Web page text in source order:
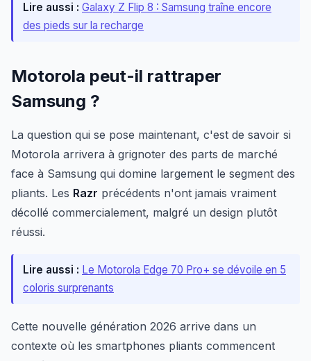
Lire aussi : Galaxy Z Flip 8 : Samsung traîne encore
des pieds sur la recharge
Motorola peut-il rattraper
Samsung ?
La question qui se pose maintenant, c'est de savoir si
Motorola arrivera à grignoter des parts de marché
face à Samsung qui domine largement le segment des
pliants. Les Razr précédents n'ont jamais vraiment
décollé commercialement, malgré un design plutôt
réussi.
Lire aussi : Le Motorola Edge 70 Pro+ se dévoile en 5
coloris surprenants
Cette nouvelle génération 2026 arrive dans un
contexte où les smartphones pliants commencent